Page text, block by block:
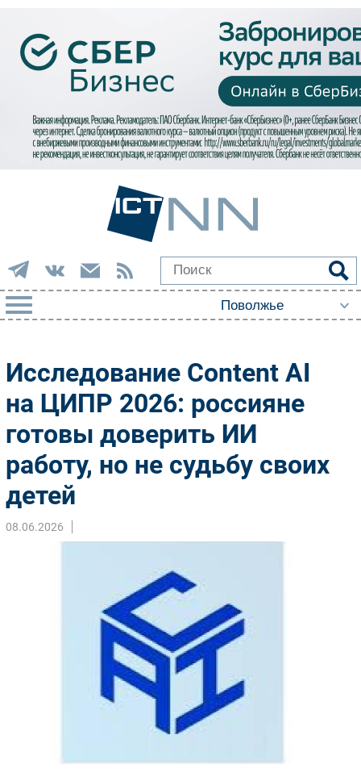
Импорто­замещение
Автоматизация Промышленности
Интернет
Мобильная связь
Фиксированная связь
Интеграция
Рынок ПК
Маркетинг
Регулирование
Инновации
Исследование Content AI
на ЦИПР 2026: россияне
готовы доверить ИИ
работу, но не судьбу своих
детей
08.06.2026